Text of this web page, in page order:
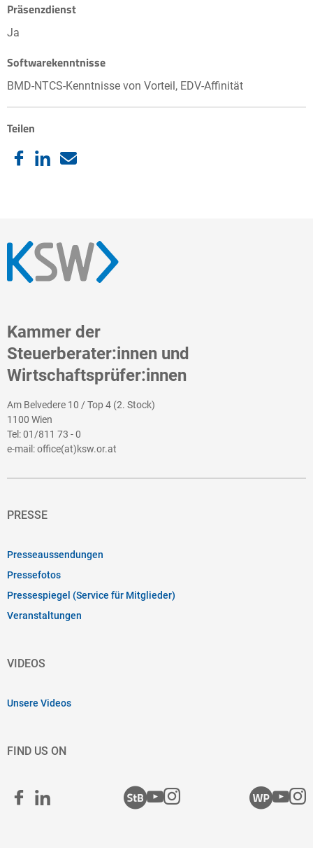
Präsenzdienst
Ja
Softwarekenntnisse
BMD-NTCS-Kenntnisse von Vorteil, EDV-Affinität
Teilen
Kammer der
Steuerberater:innen und
Wirtschaftsprüfer:innen
Am Belvedere 10 / Top 4 (2. Stock)
1100 Wien
Tel:01/811 73 - 0
e-mail:office(at)ksw.or.at
PRESSE
Presseaussendungen
Pressefotos
Pressespiegel (Service für Mitglieder)
Veranstaltungen
VIDEOS
Unsere Videos
FIND US ON